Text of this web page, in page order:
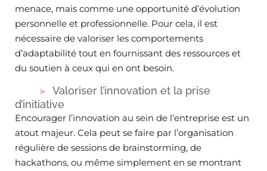
menace, mais comme une opportunité d’évolution
personnelle et professionnelle. Pour cela, il est
nécessaire de valoriser les comportements
d’adaptabilité tout en fournissant des ressources et
du soutien à ceux qui en ont besoin.
Valoriser l’innovation et la prise
d’initiative
Encourager l’innovation au sein de l’entreprise est un
atout majeur. Cela peut se faire par l’organisation
régulière de sessions de brainstorming, de
hackathons, ou même simplement en se montrant